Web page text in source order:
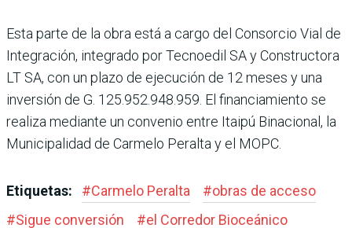
Esta parte de la obra está a cargo del Consorcio Vial de
Integración, integrado por Tec­noedil SA y Constructora
LT SA, con un plazo de ejecución de 12 meses y una
inversión de G. 125.952.948.959. El financia­miento se
realiza mediante un convenio entre Itaipú Binacio­nal, la
Municipalidad de Car­melo Peralta y el MOPC.
Etiquetas: #Carmelo Peralta #obras de acceso
#Sigue conversión #el Corre­dor Bioceánico